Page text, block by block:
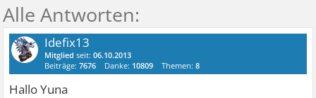
Idefix13
Mitglied seit:06.10.2013
Beiträge:7676 Danke: 10809 Themen:8
Hallo Yuna